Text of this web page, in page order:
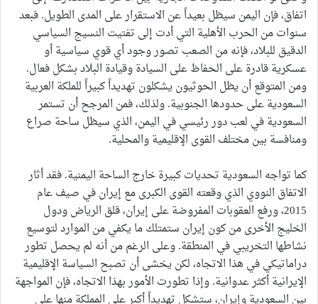
اتفاق، فإن اليمن سيظل بعيداً عن الاستقرار على المدى الطويل. فبعد
سنوات من الحرب الأهلية التي أدت إلى تفتيت النسيج السياسي
الدقيق للبلاد، فإنه من الصعب تصور وجود أي قوي سياسية أو
عسكرية قادرة على الحفاظ على السيادة وقيادة البلاد بشكل فعال.
ومن المتوقع أن يظل الحوثيون يشكلون تهديداً كبيراً للملكة العربية
السعودية على حدودها الجنوبية. ولذلك، فمن المرجح أن تستمر
السعودية في لعب دور رئيسي في اليمن، الذي سيظل ساحة صراع
ومنافسة بين مختلف القوى الإقليمية والمحلية.
كما تواجه السعودية تحديات كبيرة خارج الساحة اليمنية. فقد أثار
الاتفاق النووي الذي وقعته القوى الكبرى مع إيران في صيف عام
2015، ورفع العقوبات المفروضة على إيران، قلق الرياض ودول
الخليج الأخرى من كون إيران ستمتلك ما يكفي من الموارد لتوسيع
نشاطها التخريبي في المنطقة. وعلى الرغم من أنه لم يحصل تطور
دراماتيكي في هذا الاتجاه، لكن يخشى أن تصبح السياسة الإقليمية
الإيرانية أكثر عدوانية. وإذا تطورت الأمور بهذا الاتجاه، فإن المواجهة
بين السعودية وإيران، ستشكل تهديداً أكبر على المملكة منها على